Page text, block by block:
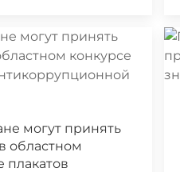
могут принять
областном
плакатов